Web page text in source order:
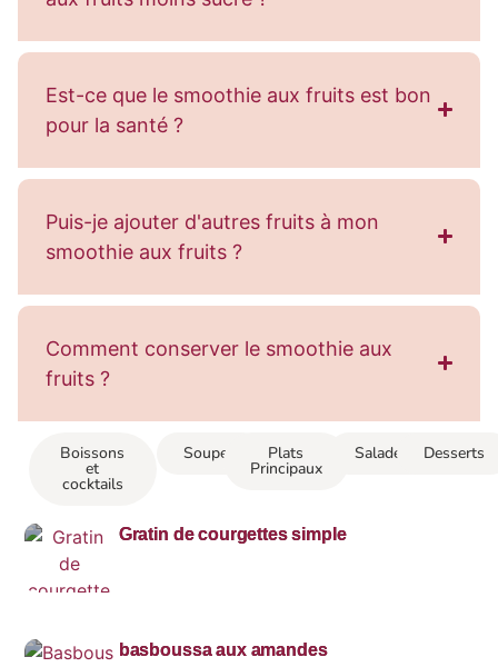
Est-ce que le smoothie aux fruits est bon
pour la santé ?
Puis-je ajouter d'autres fruits à mon
smoothie aux fruits ?
Comment conserver le smoothie aux
fruits ?
Boissons
et
cocktails
Soupes Plats
Principaux
Salades Desserts
Gratin de courgettes simple
basboussa aux amandes